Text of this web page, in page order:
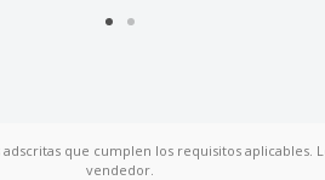
que cumplen los requisitos
vendedor.